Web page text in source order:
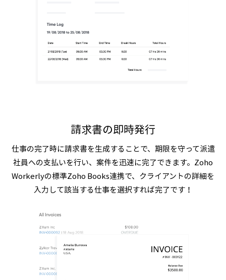
請求書の即時発行
仕事の完了時に請求書を生成することで、期限を守って派遣
社員への支払いを行い、案件を迅速に完了できます。Zoho
Workerlyの標準Zoho Books連携で、クライアントの詳細を
入力して該当する仕事を選択すれば完了です！